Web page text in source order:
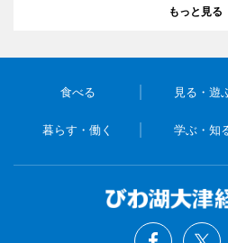
もっと見る
食べる 見る・遊
暮らす・働く 学ぶ・知